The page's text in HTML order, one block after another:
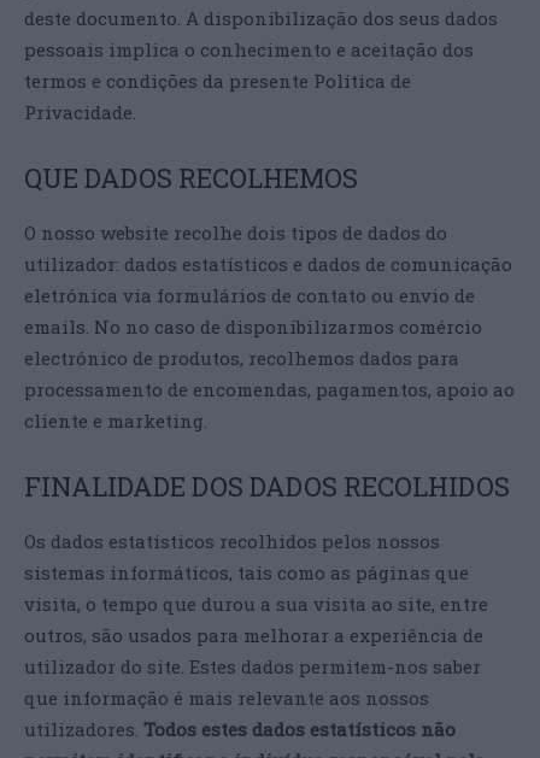
deste documento. A disponibilização dos seus dados
pessoais implica o conhecimento e aceitação dos
termos e condições da presente Política de
Privacidade.
QUE DADOS RECOLHEMOS
O nosso website recolhe dois tipos de dados do
utilizador: dados estatísticos e dados de comunicação
eletrónica via formulários de contato ou envio de
emails. No no caso de disponibilizarmos comércio
electrónico de produtos, recolhemos dados para
processamento de encomendas, pagamentos, apoio ao
cliente e marketing.
FINALIDADE DOS DADOS RECOLHIDOS
Os dados estatísticos recolhidos pelos nossos
sistemas informáticos, tais como as páginas que
visita, o tempo que durou a sua visita ao site, entre
outros, são usados para melhorar a experiência de
utilizador do site. Estes dados permitem-nos saber
que informação é mais relevante aos nossos
utilizadores. Todos estes dados estatísticos não